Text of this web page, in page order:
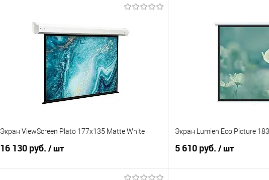
Экран ViewScreen Plato 177x135 Matte White
16 130 руб. / шт
Экран Lumien Eco Picture
5 610 руб. / шт